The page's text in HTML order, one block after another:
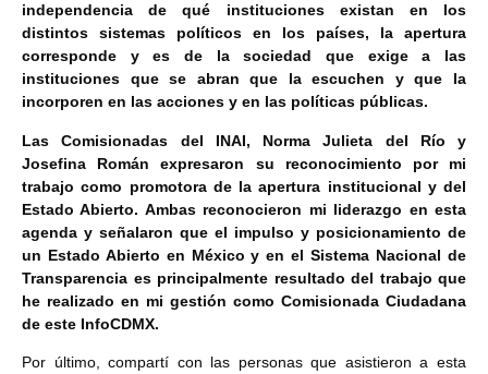
independencia de qué instituciones existan en los
distintos sistemas políticos en los países, la apertura
corresponde y es de la sociedad que exige a las
instituciones que se abran que la escuchen y que la
incorporen en las acciones y en las políticas públicas.
Las Comisionadas del INAI, Norma Julieta del Río y
Josefina Román expresaron su reconocimiento por mi
trabajo como promotora de la apertura institucional y del
Estado Abierto. Ambas reconocieron mi liderazgo en esta
agenda y señalaron que el impulso y posicionamiento de
un Estado Abierto en México y en el Sistema Nacional de
Transparencia es principalmente resultado del trabajo que
he realizado en mi gestión como Comisionada Ciudadana
de este InfoCDMX.
Por último, compartí con las personas que asistieron a esta